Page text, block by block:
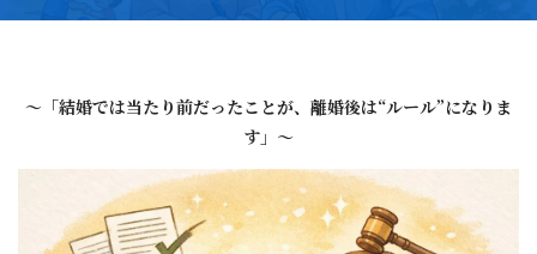
プ
～「結婚では当たり前だったことが、離婚後は“ルール”になりま
す」～